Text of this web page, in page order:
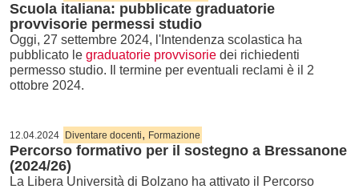
Scuola italiana: pubblicate graduatorie
provvisorie permessi studio
Oggi, 27 settembre 2024, l'Intendenza scolastica ha
pubblicato le graduatorie provvisorie dei richiedenti
permesso studio. Il termine per eventuali reclami è il 2
ottobre 2024.
12.04.2024 Diventare docenti, Formazione
Percorso formativo per il sostegno a Bressanone
(2024/26)
La Libera Università di Bolzano ha attivato il Percorso